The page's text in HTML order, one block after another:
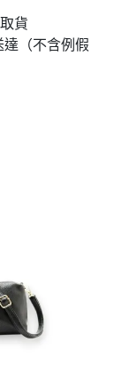
貨
（不含例假